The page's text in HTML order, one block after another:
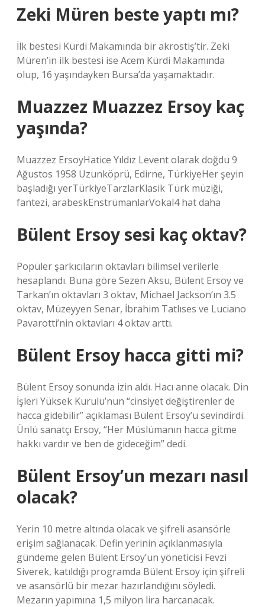
Zeki Müren beste yaptı mı?
İlk bestesi Kürdi Makamında bir akrostiş’tir. Zeki
Müren’in ilk bestesi ise Acem Kürdi Makamında
olup, 16 yaşındayken Bursa’da yaşamaktadır.
Muazzez Muazzez Ersoy kaç
yaşında?
Muazzez ErsoyHatice Yıldız Levent olarak doğdu 9
Ağustos 1958 Uzunköprü, Edirne, TürkiyeHer şeyin
başladığı yerTürkiyeTarzlarKlasik Türk müziği,
fantezi, arabeskEnstrümanlarVokal4 hat daha
Bülent Ersoy sesi kaç oktav?
Popüler şarkıcıların oktavları bilimsel verilerle
hesaplandı. Buna göre Sezen Aksu, Bülent Ersoy ve
Tarkan’ın oktavları 3 oktav, Michael Jackson’ın 3.5
oktav, Müzeyyen Senar, İbrahim Tatlıses ve Luciano
Pavarotti’nin oktavları 4 oktav arttı.
Bülent Ersoy hacca gitti mi?
Bülent Ersoy sonunda izin aldı. Hacı anne olacak. Din
İşleri Yüksek Kurulu’nun “cinsiyet değiştirenler de
hacca gidebilir” açıklaması Bülent Ersoy’u sevindirdi.
Ünlü sanatçı Ersoy, “Her Müslümanın hacca gitme
hakkı vardır ve ben de gideceğim” dedi.
Bülent Ersoy’un mezarı nasıl
olacak?
Yerin 10 metre altında olacak ve şifreli asansörle
erişim sağlanacak. Defin yerinin açıklanmasıyla
gündeme gelen Bülent Ersoy’un yöneticisi Fevzi
Siverek, katıldığı programda Bülent Ersoy için şifreli
ve asansörlü bir mezar hazırlandığını söyledi.
Mezarın yapımına 1,5 milyon lira harcanacak.